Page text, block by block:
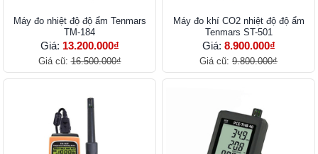
Máy đo nhiệt độ độ ẩm Tenmars
TM-184
Giá: 13.200.000₫
Giá cũ:16.500.000₫
Máy đo khí CO2 nhiệt độ độ ẩm
Tenmars ST-501
Giá: 8.900.000₫
Giá cũ: 9.800.000₫